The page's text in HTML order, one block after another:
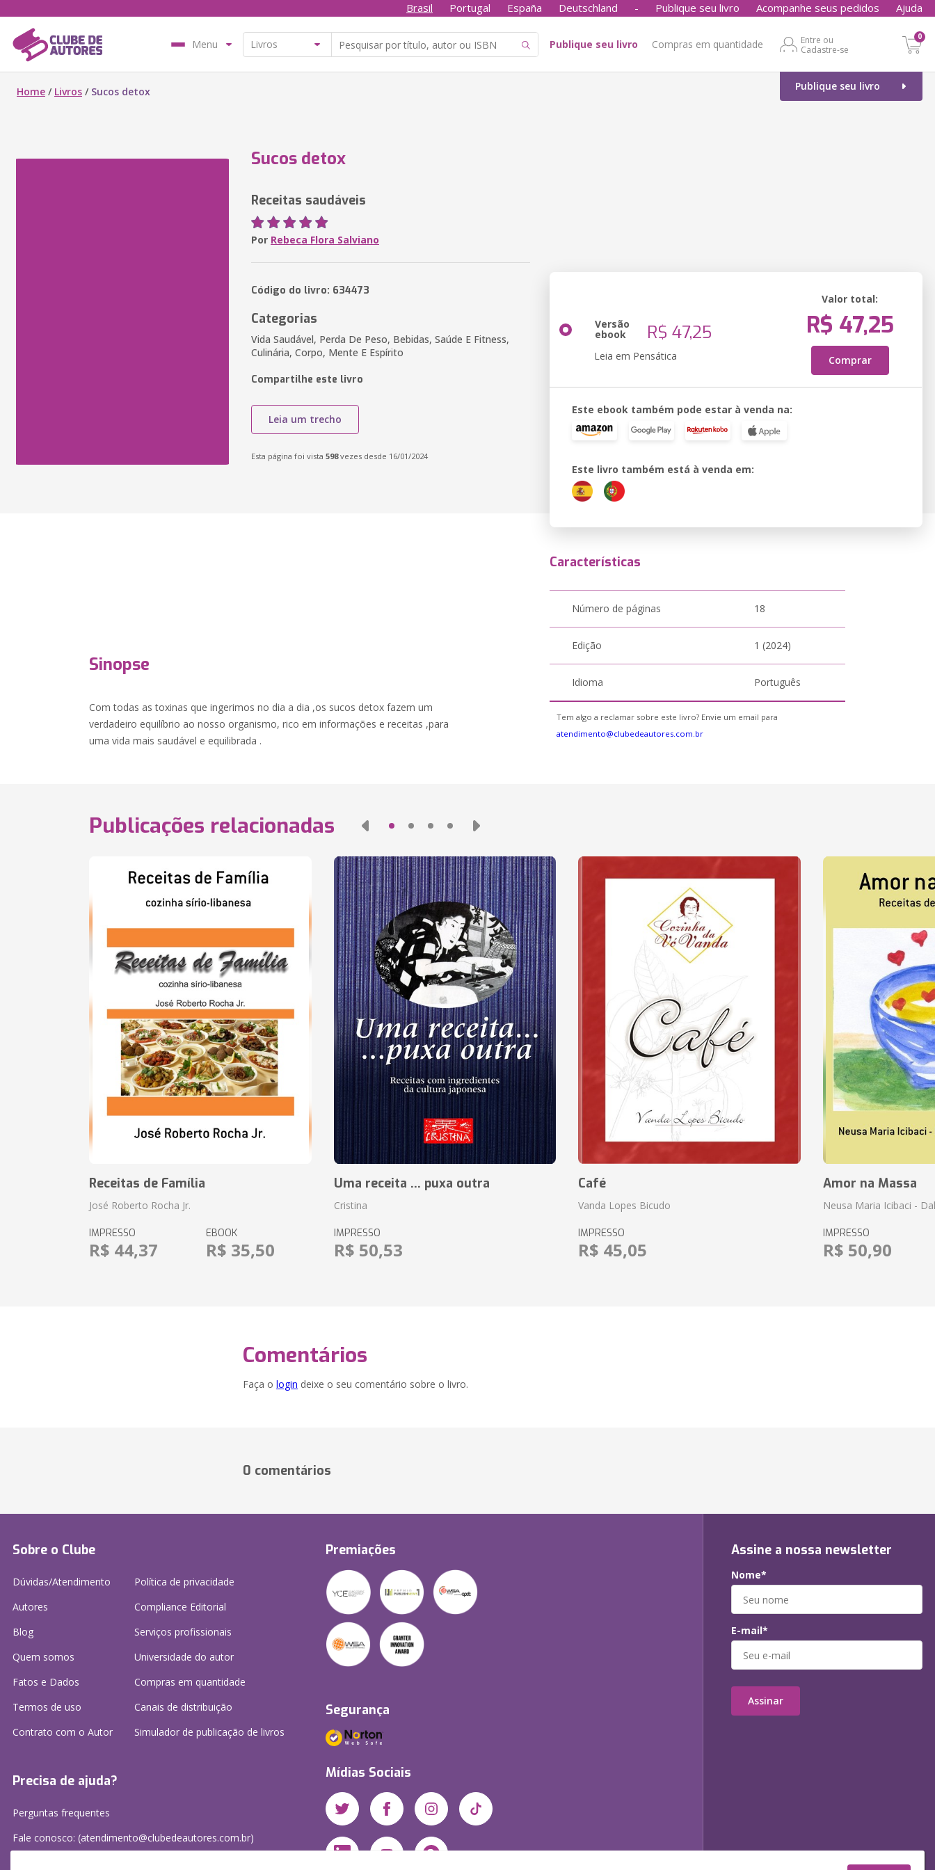
Brasil Portugal España Deutschland - Publique seu livro Acompanhe seus pedidos Ajuda
Menu Publique seu livro Compras em quantidade
Entre ou
Cadastre-se
0
Publique seu livro
Home / Livros / Sucos detox
Sucos detox
Receitas saudáveis
Por Rebeca Flora Salviano
Código do livro: 634473
Categorias
Vida Saudável, Perda De Peso, Bebidas, Saúde E Fitness,
Culinária, Corpo, Mente E Espírito
Compartilhe este livro
Leia um trecho
Esta página foi vista 598vezes desde 16/01/2024
Versão
ebook R$ 47,25
Leia em Pensática
Valor total:
R$ 47,25
Comprar
Este ebook também pode estar à venda na:
Este livro também está à venda em:
Sinopse
Com todas as toxinas que ingerimos no dia a dia ,os sucos detox fazem um
verdadeiro equilíbrio ao nosso organismo, rico em informações e receitas ,para
uma vida mais saudável e equilibrada .
Características
Número de páginas 18
Edição 1 (2024)
Idioma Português
Tem algo a reclamar sobre este livro? Envie um email para
atendimento@clubedeautores.com.br
Publicações relacionadas
Receitas de Família
José Roberto Rocha Jr.
IMPRESSO
R$ 44,37
EBOOK
R$ 35,50
Uma receita ... puxa outra
Cristina
IMPRESSO
R$ 50,53
Café
Vanda Lopes Bicudo
IMPRESSO
R$ 45,05
Amor na Massa
Neusa Maria Icibaci -
IMPRESSO
R$ 50,90
Comentários
Faça o login deixe o seu comentário sobre o livro.
0 comentários
Sobre o Clube
Dúvidas/Atendimento
Autores
Blog
Quem somos
Fatos e Dados
Termos de uso
Contrato com o Autor
Política de privacidade
Compliance Editorial
Serviços profissionais
Universidade do autor
Compras em quantidade
Canais de distribuição
Simulador de publicação de livros
Precisa de ajuda?
Perguntas frequentes
Fale conosco: (atendimento@clubedeautores.com.br)
Premiações
Segurança
Mídias Sociais
Assine a nossa newsletter
Nome*
E-mail*
Assinar